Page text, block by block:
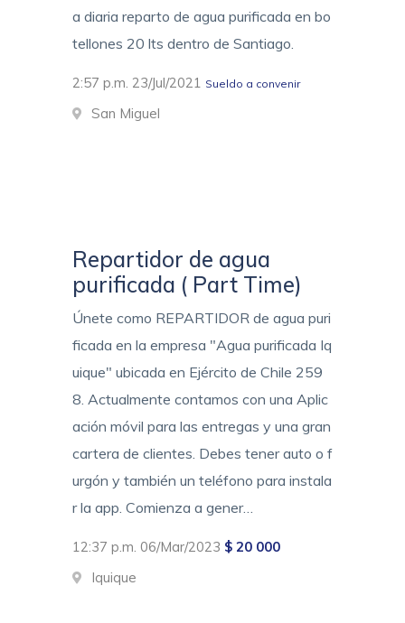
a diaria reparto de agua purificada en bo
tellones 20 lts dentro de Santiago.
2:57 p.m. 23/Jul/2021 Sueldo a convenir
San Miguel
Repartidor de agua
purificada ( Part Time)
Únete como REPARTIDOR de agua puri
ficada en la empresa "Agua purificada Iq
uique" ubicada en Ejército de Chile 259
8. Actualmente contamos con una Aplic
ación móvil para las entregas y una gran
cartera de clientes. Debes tener auto o f
urgón y también un teléfono para instala
r la app. Comienza a gener…
12:37 p.m. 06/Mar/2023 $ 20 000
Iquique